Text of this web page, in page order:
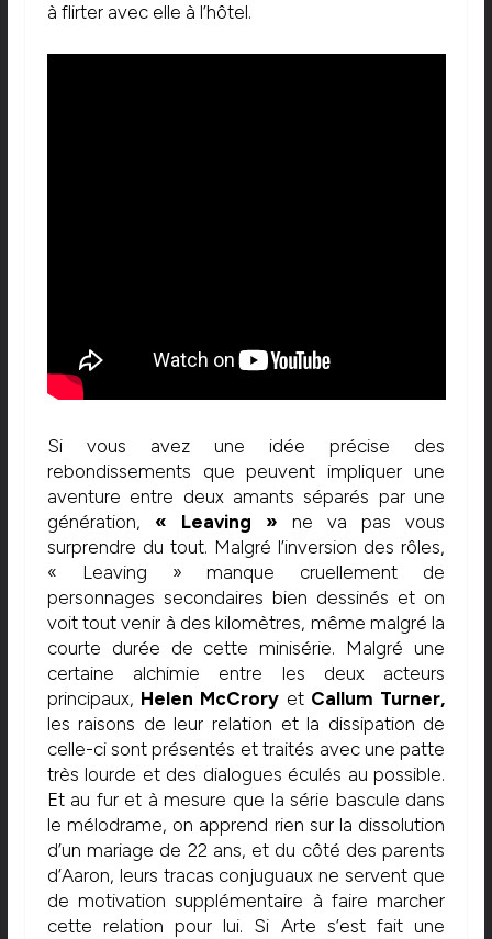
à flirter avec elle à l’hôtel.
Si vous avez une idée précise des
rebondissements que peuvent impliquer une
aventure entre deux amants séparés par une
génération, « Leaving » ne va pas vous
surprendre du tout. Malgré l’inversion des rôles,
« Leaving » manque cruellement de
personnages secondaires bien dessinés et on
voit tout venir à des kilomètres, même malgré la
courte durée de cette minisérie. Malgré une
certaine alchimie entre les deux acteurs
principaux, Helen McCrory et Callum Turner,
les raisons de leur relation et la dissipation de
celle-ci sont présentés et traités avec une patte
très lourde et des dialogues éculés au possible.
Et au fur et à mesure que la série bascule dans
le mélodrame, on apprend rien sur la dissolution
d’un mariage de 22 ans, et du côté des parents
d’Aaron, leurs tracas conjuguaux ne servent que
de motivation supplémentaire à faire marcher
cette relation pour lui. Si Arte s’est fait une